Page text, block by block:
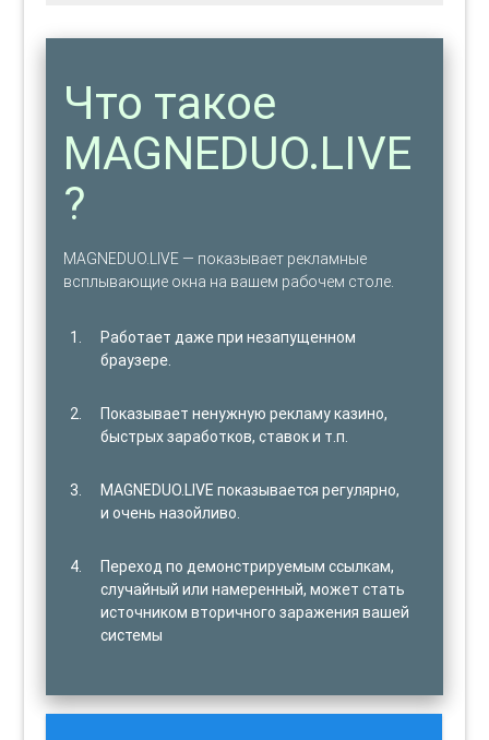
Что такое
MAGNEDUO.LIVE
?
MAGNEDUO.LIVE — показывает рекламные
всплывающие окна на вашем рабочем столе.
Работает даже при незапущенном
браузере.
Показывает ненужную рекламу казино,
быстрых заработков, ставок и т.п.
MAGNEDUO.LIVE показывается регулярно,
и очень назойливо.
Переход по демонстрируемым ссылкам,
случайный или намеренный, может стать
источником вторичного заражения вашей
системы